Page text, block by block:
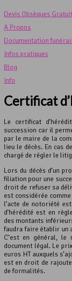
Devis Obsèques
A Propos
Documentation
Infos pratiques
Blog
Info
Certificat
Le certificat
succession car il
par le maire de la
lieu le décès. En cas
chargé de régler le
Lors du décès d’un
filiation pour une
droit de refuser sa
est considérée
l’acte de notoriété
d’hérédité est en
des montants
faudra faire établir un
C’est en général,
document légal. Le
euros HT auxquels
est en droit de
de formalités.